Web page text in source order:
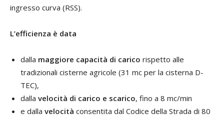
ingresso curva (RSS).
L’efficienza è data
dalla maggiore capacità di carico rispetto alle
tradizionali cisterne agricole (31 mc per la cisterna D-
TEC),
dalla velocità di carico e scarico, fino a 8 mc/min
e dalla velocità consentita dal Codice della Strada di 80